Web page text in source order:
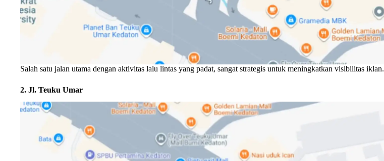
Salah satu jalan utama dengan aktivitas lalu lintas yang padat, sangat strategis untuk meningkatkan visibilitas iklan.
2. Jl. Teuku Umar